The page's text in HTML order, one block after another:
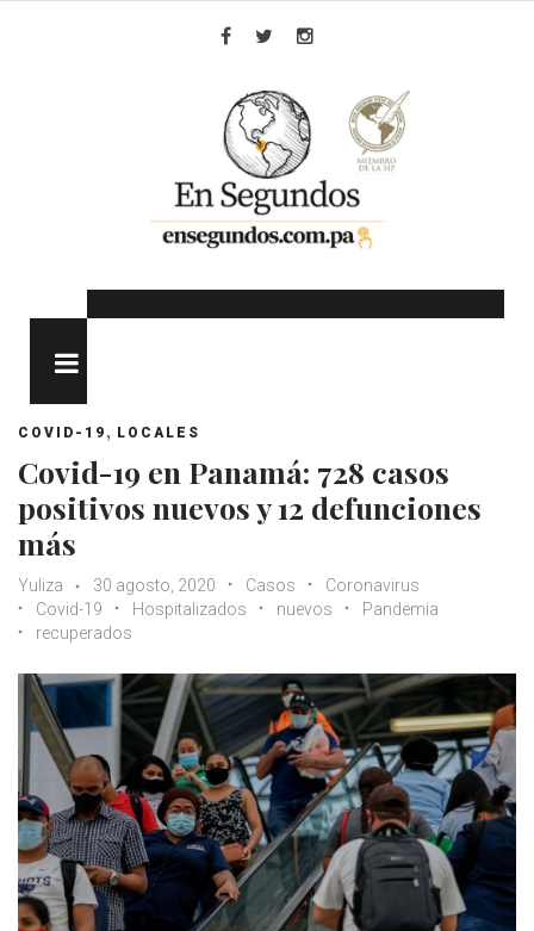
COVID-19 , LOCALES
Covid-19 en Panamá: 728 casos
positivos nuevos y 12 defunciones
más
Yuliza 30 agosto, 2020 Casos
Coronavirus
Covid-19
Hospitalizados nuevos
Pandemia
recuperados